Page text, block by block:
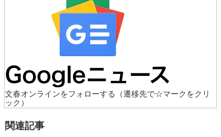
文春オンラインをフォローする
（遷移先で☆マークをクリ
ック）
関連記事